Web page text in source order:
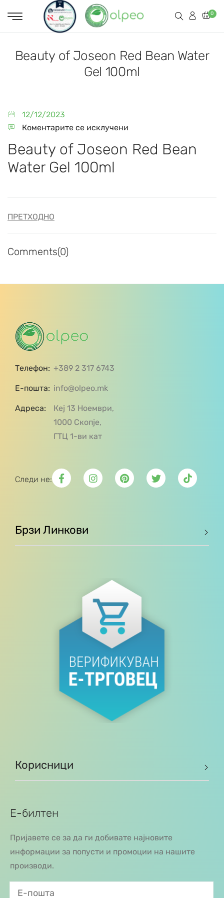
0
Beauty of Joseon Red Bean Water
Gel 100ml
12/12/2023
Коментарите се исклучени
Beauty of Joseon Red Bean
Water Gel 100ml
ПРЕТХОДНО
Comments(0)
Телефон: +389 2 317 6743
Е-пошта: info@olpeo.mk
Адреса:
Кеј 13 Ноември,
1000 Скопје,
ГТЦ 1-ви кат
Следи не:
Брзи Линкови
Корисници
Е-билтен
Пријавете се за да ги добивате најновите
информации за попусти и промоции на нашите
производи.